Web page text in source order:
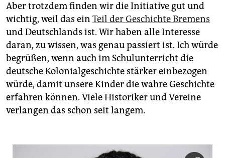
Aber trotzdem finden wir die Initiative gut und
wichtig, weil das ein Teil der Geschichte Bremens
und Deutschlands ist. Wir haben alle Interesse
daran, zu wissen, was genau passiert ist. Ich würde
begrüßen, wenn auch im Schulunterricht die
deutsche Kolonialgeschichte stärker einbezogen
würde, damit unsere Kinder die wahre Geschichte
erfahren können. Viele Historiker und Vereine
verlangen das schon seit langem.